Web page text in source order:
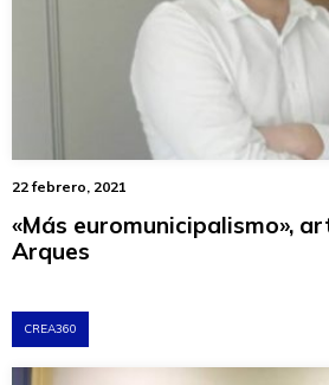
22 febrero, 2021
«Más euromunicipalismo»,
Arques
CREA360